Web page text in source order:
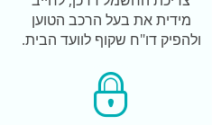
מידית את בעל הרכב הטוען
ולהפיק דו"ח שקוף לוועד הבית.